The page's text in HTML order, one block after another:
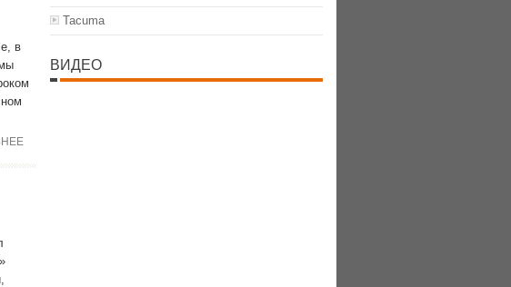
в
Tacuma
ВИДЕО